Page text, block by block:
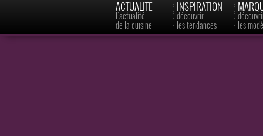
ACTUALITÉ
l'actualité
de la cuisine
INSPIRATION
découvrir
les tendances les